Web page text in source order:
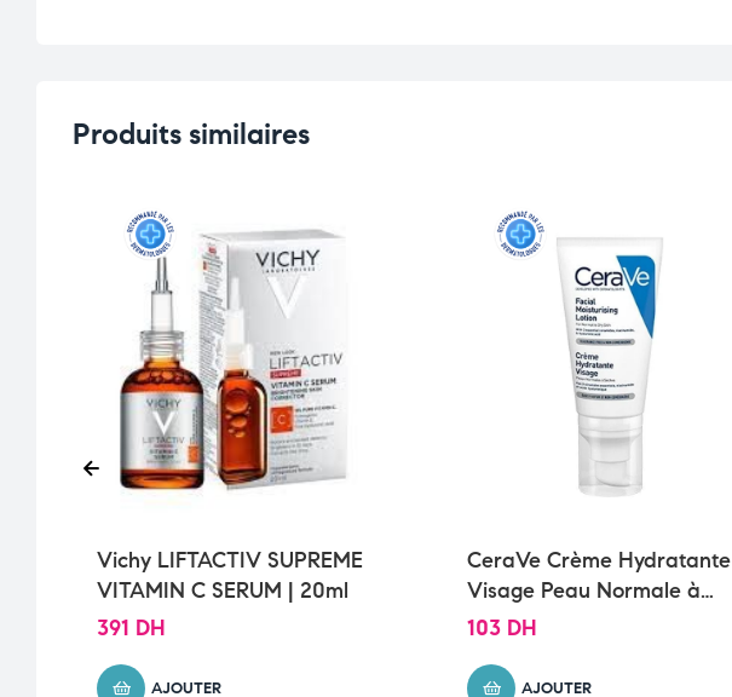
Produits similaires
Vichy LIFTACTIV SUPREME
VITAMIN C SERUM | 20ml
391 DH
AJOUTER
CeraVe Crème Hydratante
Visage Peau Normale à
Sèche | 52ml
103 DH
AJOUTER